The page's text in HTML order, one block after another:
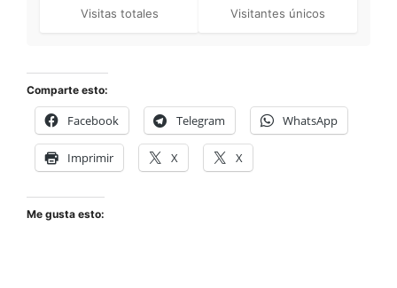
Visitas totales Visitantes únicos
Comparte esto:
Facebook Telegram WhatsApp
Imprimir X X
Me gusta esto: